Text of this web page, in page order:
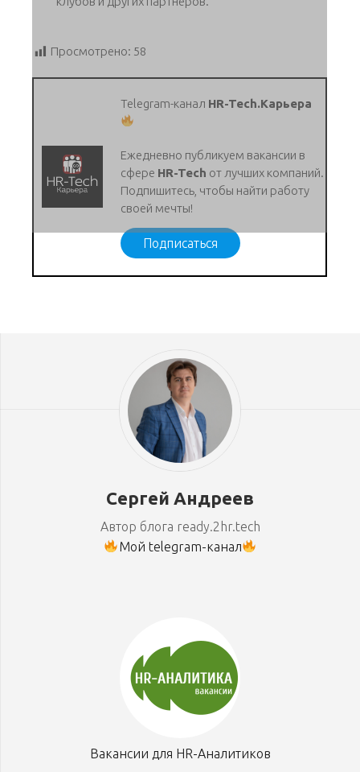
Просмотрено: 58
Telegram-канал HR-Tech.Карьера
Ежедневно публикуем вакансии в
сфере HR-Tech от лучших компаний.
Подпишитесь, чтобы найти работу
своей мечты!
Подписаться
Сергей Андреев
Автор блога ready.2hr.tech
Мой telegram-канал
Вакансии для HR-Аналитиков